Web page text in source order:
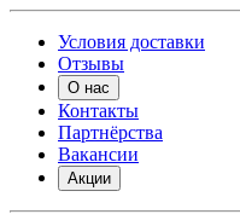
Условия доставки
Отзывы
О нас
Контакты
Партнёрства
Вакансии
Акции